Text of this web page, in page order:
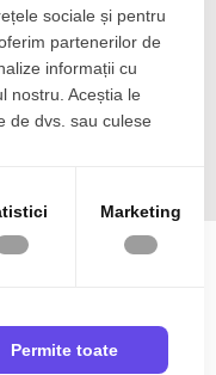
225.000€
1180mp
sociale și pentru
partenerilor de
informații cu
nostru. Aceștia le
de dvs. sau culese
Marketing
Permite toate